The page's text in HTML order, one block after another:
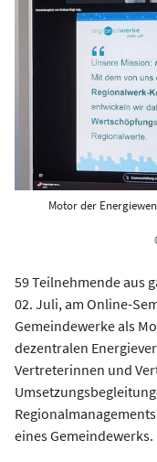
Motor der
59 Teilnehmende aus
02. Juli, am Online-
Gemeindewerke als
dezentralen
Vertreterinnen und
eines Gemeindewerks.